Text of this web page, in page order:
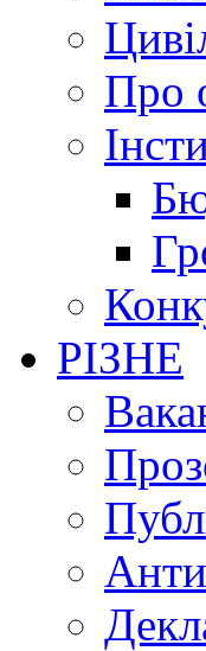
Про
РІЗНЕ